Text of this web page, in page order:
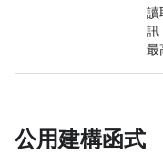
讀
訊
最
公用建構函式